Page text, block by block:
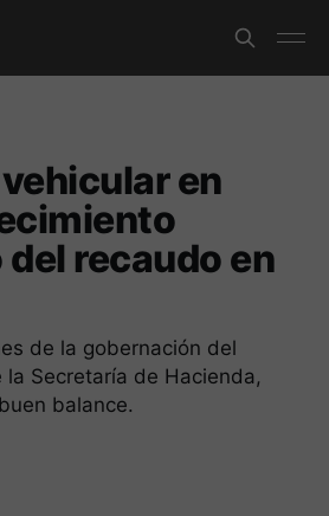
en
recaudo en
de la gobernación del
la Secretaría de Hacienda,
balance.